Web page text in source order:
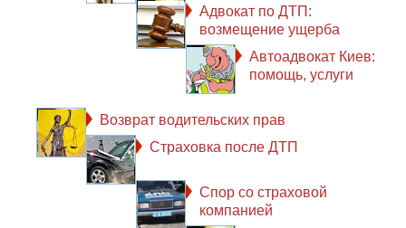
Адвокат по ДТП:
возмещение ущерба
Автоадвокат Киев:
помощь, услуги
Возврат водительских прав
Страховка после ДТП
Спор со страховой
компанией